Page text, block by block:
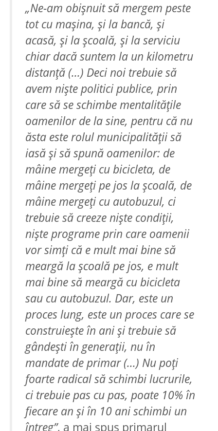
„Ne-am obişnuit să mergem peste
tot cu maşina, şi la bancă, şi
acasă, şi la şcoală, şi la serviciu
chiar dacă suntem la un kilometru
distanţă (...) Deci noi trebuie să
avem nişte politici publice, prin
care să se schimbe mentalităţile
oamenilor de la sine, pentru că nu
ăsta este rolul municipalităţii să
iasă şi să spună oamenilor: de
mâine mergeţi cu bicicleta, de
mâine mergeţi pe jos la şcoală, de
mâine mergeţi cu autobuzul, ci
trebuie să creeze nişte condiţii,
nişte programe prin care oamenii
vor simţi că e mult mai bine să
meargă la şcoală pe jos, e mult
mai bine să meargă cu bicicleta
sau cu autobuzul. Dar, este un
proces lung, este un proces care se
construieşte în ani şi trebuie să
gândeşti în generaţii, nu în
mandate de primar (...) Nu poţi
foarte radical să schimbi lucrurile,
ci trebuie pas cu pas, poate 10% în
fiecare an şi în 10 ani schimbi un
întreg”, a mai spus primarul